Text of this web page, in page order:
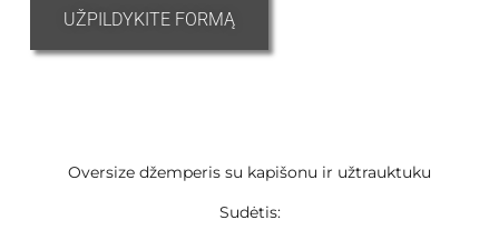
Oversize džemperis su kapišonu ir užtrauktuku
Sudėtis:
UŽPILDYKITE FORMĄ